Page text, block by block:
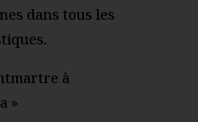
dans tous les
à
»